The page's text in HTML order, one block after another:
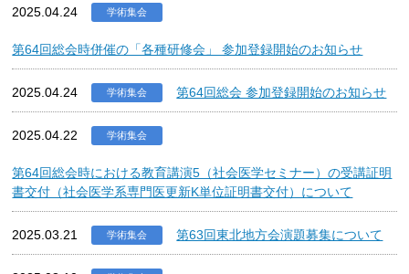
2025.04.24 学術集会
第64回総会時併催の「各種研修会」 参加登録開始のお知らせ
2025.04.24 学術集会 第64回総会 参加登録開始のお知らせ
2025.04.22 学術集会
第64回総会時における教育講演5（社会医学セミナー）の受講証明
書交付（社会医学系専門医更新K単位証明書交付）について
2025.03.21 学術集会 第63回東北地方会演題募集について